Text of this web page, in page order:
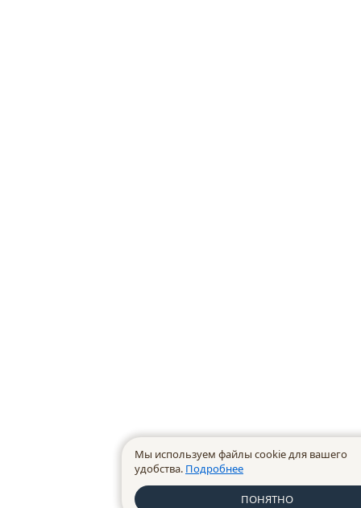
Мы используем файлы cookie для вашего
удобства. Подробнее
ПОНЯТНО